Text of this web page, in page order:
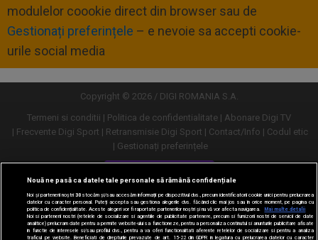
modulelor coookie direct din browser sau de
Gestionați preferințele – e nevoie sa accepti cookie-
urile social media
Copyright © 2026 / DIGI ROMANIA S.A.
Termeni si conditii
Politica de confidentialitate
Abonare Digi TV
Frecvente Digi Sport
Retransmisie Digi Sport Contact/Info
Codul etic
Gestionați preferințele
Versiune desktop
Nouă ne pasă ca datele tale personale să rămână confidențiale
Noi și partenerii noștri30stocăm și/sau accesăm informații pe dispozitivul dvs., precum identificatorii cookie unici pentru prelucrarea
datelor cu caracter personal. Puteți accepta sau gestiona alegerile dvs. făcând clic mai jos sau în orice moment, pe pagina cu
politica de confidențialitate. Aceste alegeri vor fi raportate partenerilor noștri și nu vă vor afecta navigarea.
Mai multe detalii
Noi si partenerii nostri (retelele de socializare si agentiile de publicitate partenere, precum si furnizorii nostri de servicii de date
analitice) prelucram date pentru a permite website-ului sa functioneze, pentru a personaliza continutul si anunturile publicitare afisate
in functie de interesele si/sau profilul dvs., pentru a va oferi functionalitati aferente retelelor de socializare si pentru a analiza
traficul pe website. Beneficiati de drepturile prevazute de art. 15-22 din GDPR in legatura cu prelucrarea datelor cu caracter